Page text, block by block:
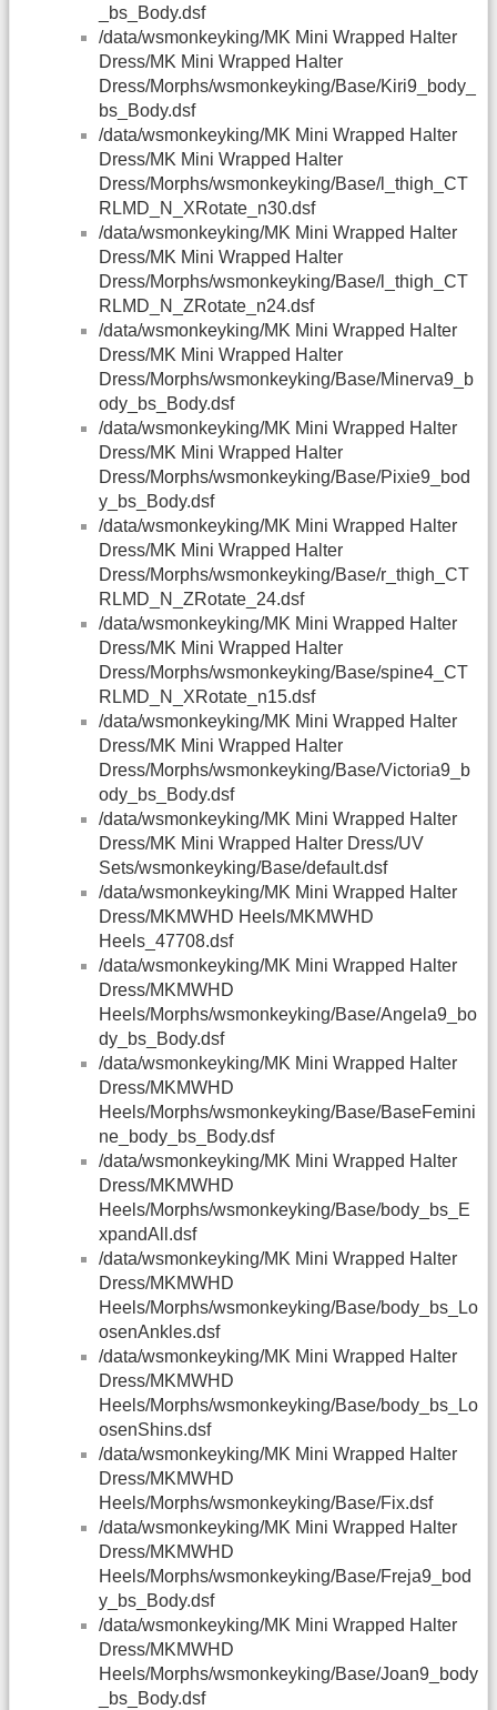
_bs_Body.dsf
/data/wsmonkeyking/MK Mini Wrapped Halter
Dress/MK Mini Wrapped Halter
Dress/Morphs/wsmonkeyking/Base/Kiri9_body_
bs_Body.dsf
/data/wsmonkeyking/MK Mini Wrapped Halter
Dress/MK Mini Wrapped Halter
Dress/Morphs/wsmonkeyking/Base/l_thigh_CT
RLMD_N_XRotate_n30.dsf
/data/wsmonkeyking/MK Mini Wrapped Halter
Dress/MK Mini Wrapped Halter
Dress/Morphs/wsmonkeyking/Base/l_thigh_CT
RLMD_N_ZRotate_n24.dsf
/data/wsmonkeyking/MK Mini Wrapped Halter
Dress/MK Mini Wrapped Halter
Dress/Morphs/wsmonkeyking/Base/Minerva9_b
ody_bs_Body.dsf
/data/wsmonkeyking/MK Mini Wrapped Halter
Dress/MK Mini Wrapped Halter
Dress/Morphs/wsmonkeyking/Base/Pixie9_bod
y_bs_Body.dsf
/data/wsmonkeyking/MK Mini Wrapped Halter
Dress/MK Mini Wrapped Halter
Dress/Morphs/wsmonkeyking/Base/r_thigh_CT
RLMD_N_ZRotate_24.dsf
/data/wsmonkeyking/MK Mini Wrapped Halter
Dress/MK Mini Wrapped Halter
Dress/Morphs/wsmonkeyking/Base/spine4_CT
RLMD_N_XRotate_n15.dsf
/data/wsmonkeyking/MK Mini Wrapped Halter
Dress/MK Mini Wrapped Halter
Dress/Morphs/wsmonkeyking/Base/Victoria9_b
ody_bs_Body.dsf
/data/wsmonkeyking/MK Mini Wrapped Halter
Dress/MK Mini Wrapped Halter Dress/UV
Sets/wsmonkeyking/Base/default.dsf
/data/wsmonkeyking/MK Mini Wrapped Halter
Dress/MKMWHD Heels/MKMWHD
Heels_47708.dsf
/data/wsmonkeyking/MK Mini Wrapped Halter
Dress/MKMWHD
Heels/Morphs/wsmonkeyking/Base/Angela9_bo
dy_bs_Body.dsf
/data/wsmonkeyking/MK Mini Wrapped Halter
Dress/MKMWHD
Heels/Morphs/wsmonkeyking/Base/BaseFemini
ne_body_bs_Body.dsf
/data/wsmonkeyking/MK Mini Wrapped Halter
Dress/MKMWHD
Heels/Morphs/wsmonkeyking/Base/body_bs_E
xpandAll.dsf
/data/wsmonkeyking/MK Mini Wrapped Halter
Dress/MKMWHD
Heels/Morphs/wsmonkeyking/Base/body_bs_Lo
osenAnkles.dsf
/data/wsmonkeyking/MK Mini Wrapped Halter
Dress/MKMWHD
Heels/Morphs/wsmonkeyking/Base/body_bs_Lo
osenShins.dsf
/data/wsmonkeyking/MK Mini Wrapped Halter
Dress/MKMWHD
Heels/Morphs/wsmonkeyking/Base/Fix.dsf
/data/wsmonkeyking/MK Mini Wrapped Halter
Dress/MKMWHD
Heels/Morphs/wsmonkeyking/Base/Freja9_bod
y_bs_Body.dsf
/data/wsmonkeyking/MK Mini Wrapped Halter
Dress/MKMWHD
Heels/Morphs/wsmonkeyking/Base/Joan9_body
_bs_Body.dsf